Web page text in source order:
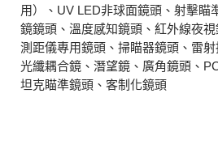
用）、UV LED非球面鏡頭、射擊瞄
鏡鏡頭、溫度感知鏡頭、紅外線夜
測距儀專用鏡頭、掃瞄器鏡頭、雷
光纖耦合鏡、潛望鏡、廣角鏡頭、
坦克瞄準鏡頭、客制化鏡頭